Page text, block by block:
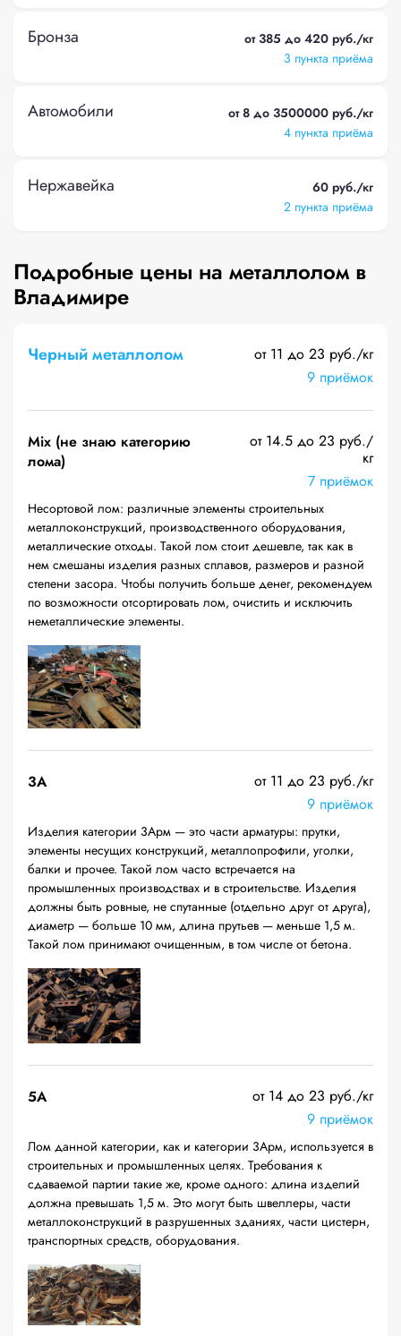
Бронза
от 385 до 420 руб./кг
3 пункта приёма
Автомобили
от 8 до 3500000 руб./кг
4 пункта приёма
Нержавейка
60 руб./кг
2 пункта приёма
Подробные цены на металлолом в
Владимире
Черный металлолом
от 11 до 23 руб./кг
9 приёмок
Mix (не знаю категорию
лома)
от 14.5 до 23 руб./
кг
7 приёмок
Несортовой лом: различные элементы строительных
металлоконструкций, производственного оборудования,
металлические отходы. Такой лом стоит дешевле, так как в
нем смешаны изделия разных сплавов, размеров и разной
степени засора. Чтобы получить больше денег, рекомендуем
по возможности отсортировать лом, очистить и исключить
неметаллические элементы.
3А
от 11 до 23 руб./кг
9 приёмок
Изделия категории 3Арм — это части арматуры: прутки,
элементы несущих конструкций, металлопрофили, уголки,
балки и прочее. Такой лом часто встречается на
промышленных производствах и в строительстве. Изделия
должны быть ровные, не спутанные (отдельно друг от друга),
диаметр — больше 10 мм, длина прутьев — меньше 1,5 м.
Такой лом принимают очищенным, в том числе от бетона.
5А
от 14 до 23 руб./кг
9 приёмок
Лом данной категории, как и категории 3Арм, используется в
строительных и промышленных целях. Требования к
сдаваемой партии такие же, кроме одного: длина изделий
должна превышать 1,5 м. Это могут быть швеллеры, части
металлоконструкций в разрушенных зданиях, части цистерн,
транспортных средств, оборудования.